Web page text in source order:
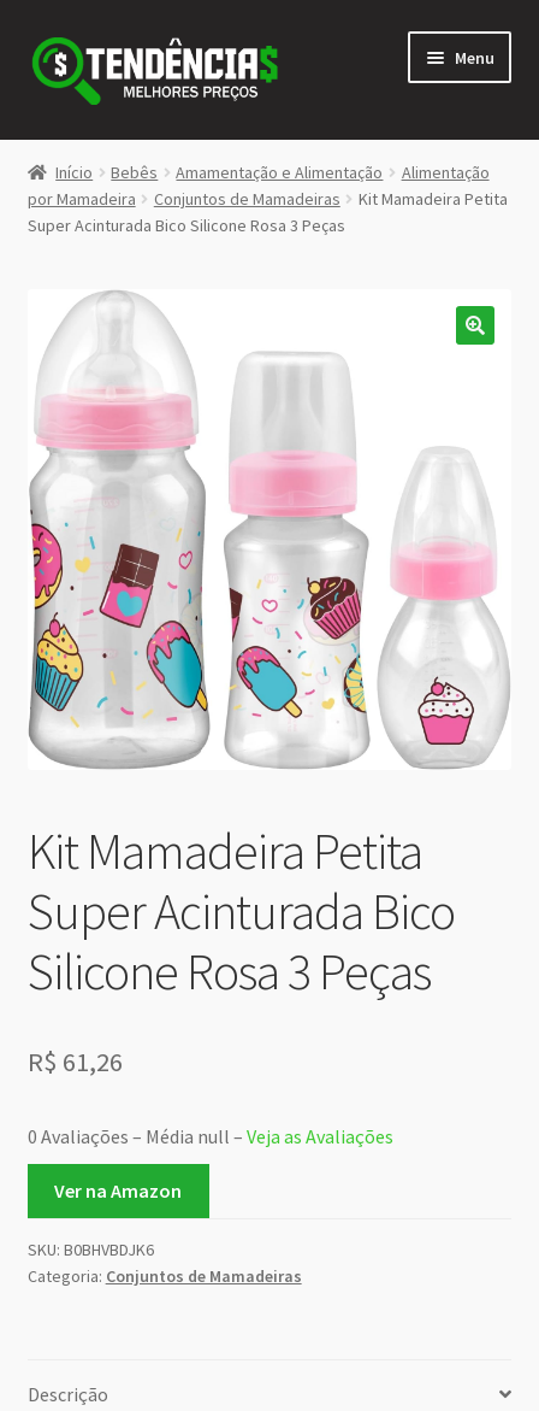
Pular
para
navegação
Pular
para
conteúdo
Menu
LOJA
<>
Início Bebês Amamentação e Alimentação
Alimentação
por Mamadeira
Conjuntos de Mamadeiras
Kit Mamadeira Petita
Super Acinturada Bico Silicone Rosa 3 Peças
Kit Mamadeira Petita
Super Acinturada Bico
Silicone Rosa 3 Peças
R$ 61,26
0 Avaliações – Média null – Veja as Avaliações
Ver na Amazon
SKU: B0BHVBDJK6
Categoria: Conjuntos de Mamadeiras
Descrição